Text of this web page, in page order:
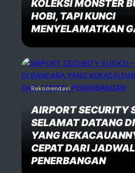
KOLEKSI MONSTER
HOBI, TAPI KUNCI
MENYELAMATKAN
Rekomendasi
AIRPORT SECURITY
SELAMAT DATANG
YANG
CEPAT DARI JADWAL
PENERBANGAN